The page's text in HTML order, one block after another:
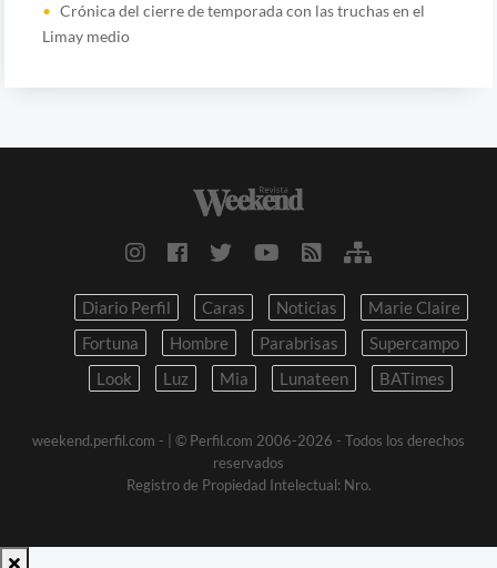
Crónica del cierre de temporada con las truchas en el
Limay medio
Diario Perfil Caras Noticias
Marie Claire
Fortuna
Hombre Parabrisas
Supercampo
Look
Luz Mia Lunateen BATimes
weekend.perfil.com -
| © Perfil.com 2006-2026 - Todos los derechos
reservados
Registro de Propiedad Intelectual: Nro.